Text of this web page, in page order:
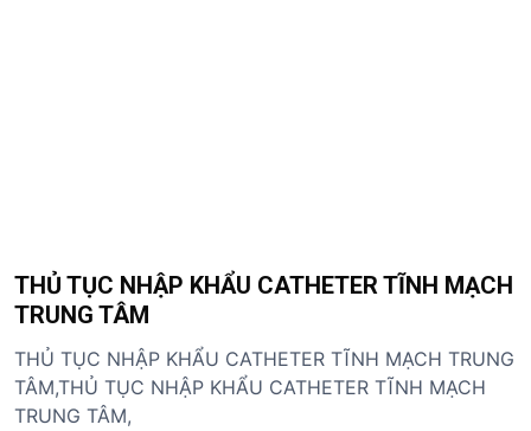
THỦ TỤC NHẬP KHẨU CATHETER TĨNH MẠCH
TRUNG TÂM
THỦ TỤC NHẬP KHẨU CATHETER TĨNH MẠCH TRUNG
TÂM,THỦ TỤC NHẬP KHẨU CATHETER TĨNH MẠCH
TRUNG TÂM,